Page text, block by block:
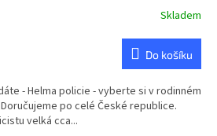
Skladem
Do košíku
- Helma policie - vyberte si v rodinném
po celé České republice.
velká cca...